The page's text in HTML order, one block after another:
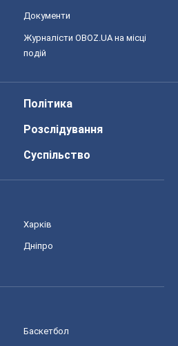
Документи
Журналісти OBOZ.UA на місці
подій
Політика
Розслідування
Суспільство
Харків
Дніпро
Баскетбол